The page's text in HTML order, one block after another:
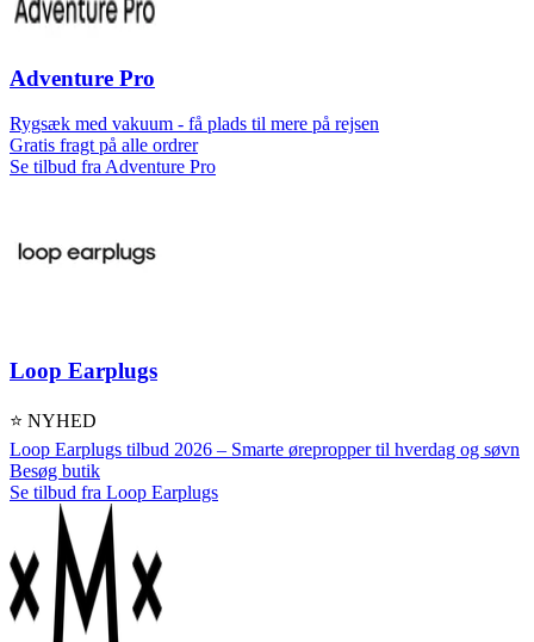
Adventure Pro
Rygsæk med vakuum - få plads til mere på rejsen
Gratis fragt på alle ordrer
Se tilbud fra Adventure Pro
Loop Earplugs
⭐ NYHED
Loop Earplugs tilbud 2026 – Smarte ørepropper til hverdag og søvn
Besøg butik
Se tilbud fra Loop Earplugs